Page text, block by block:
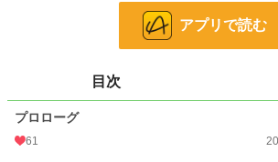
2026.07.10 09:39
初回公開日時
アプリで読む
目次
プロローグ
61